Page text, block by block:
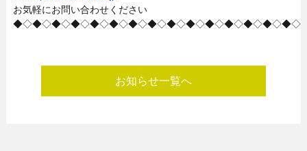
お気軽にお問い合わせください
◆◇◆◇◆◇◆◇◆◇◆◇◆◇◆◇◆◇◆◇◆◇◆◇◆◇◆◇◆◇
お知らせ一覧へ